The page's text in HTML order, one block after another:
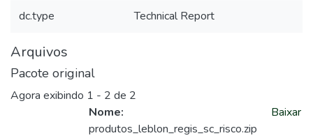
dc.type Technical Report
Arquivos
Pacote original
Agora exibindo 1 - 2 de 2
Nome:
produtos_leblon_regis_sc_risco.zip
Baixar